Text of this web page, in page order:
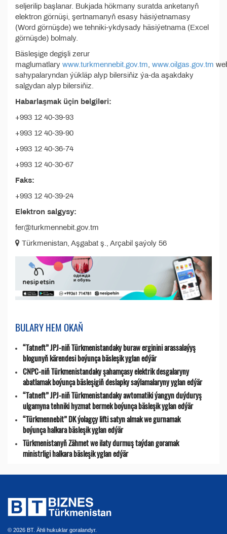
seljerilip başlanar. Bukjada hökmany suratda anketanyň
elektron görnüşi, şertnamanyň esasy häsiýetnamasy
(Word görnüşde) we tehniki-ykdysady häsiýetnama (Excel
görnüşde) bolmaly.
Bäsleşige degişli zerur
maglumatlary www.turkmennebit.gov.tm www.oilgas.gov.tm
sahypalaryndan ýükläp alyp bilersiňiz ýa-da aşakdaky
salgydan alyp bilersiňiz.
Habarlaşmak üçin belgileri:
+993 12 40-39-93
+993 12 40-39-90
+993 12 40-36-74
+993 12 40-30-67
Faks:
+993 12 40-39-24
Elektron salgysy:
fer@turkmennebit.gov.tm
Türkmenistan, Aşgabat ş., Arçabil şaýoly 56
BULARY HEM OKAŇ
“Tatneft” JPJ-niň Türkmenistandaky buraw erginini arassalaýyş
blogunyň kärendesi boýunça bäsleşik yglan edýär
CNPC-niň Türkmenistandaky şahamçasy elektrik desgalaryny
abatlamak boýunça bäsleşigiň deslapky saýlamalaryny yglan edýär
“Tatneft” JPJ-niň Türkmenistandaky awtomatiki ýangyn duýduryş
ulgamyna tehniki hyzmat bermek boýunça bäsleşik yglan edýär
“Türkmennebit” DK ýolagçy lifti satyn almak we gurnamak
boýunça halkara bäsleşik yglan edýär
Türkmenistanyň Zähmet we ilaty durmuş taýdan goramak
ministrligi halkara bäsleşik yglan edýär
© 2026 BT. Ähli hukuklar goralandyr.